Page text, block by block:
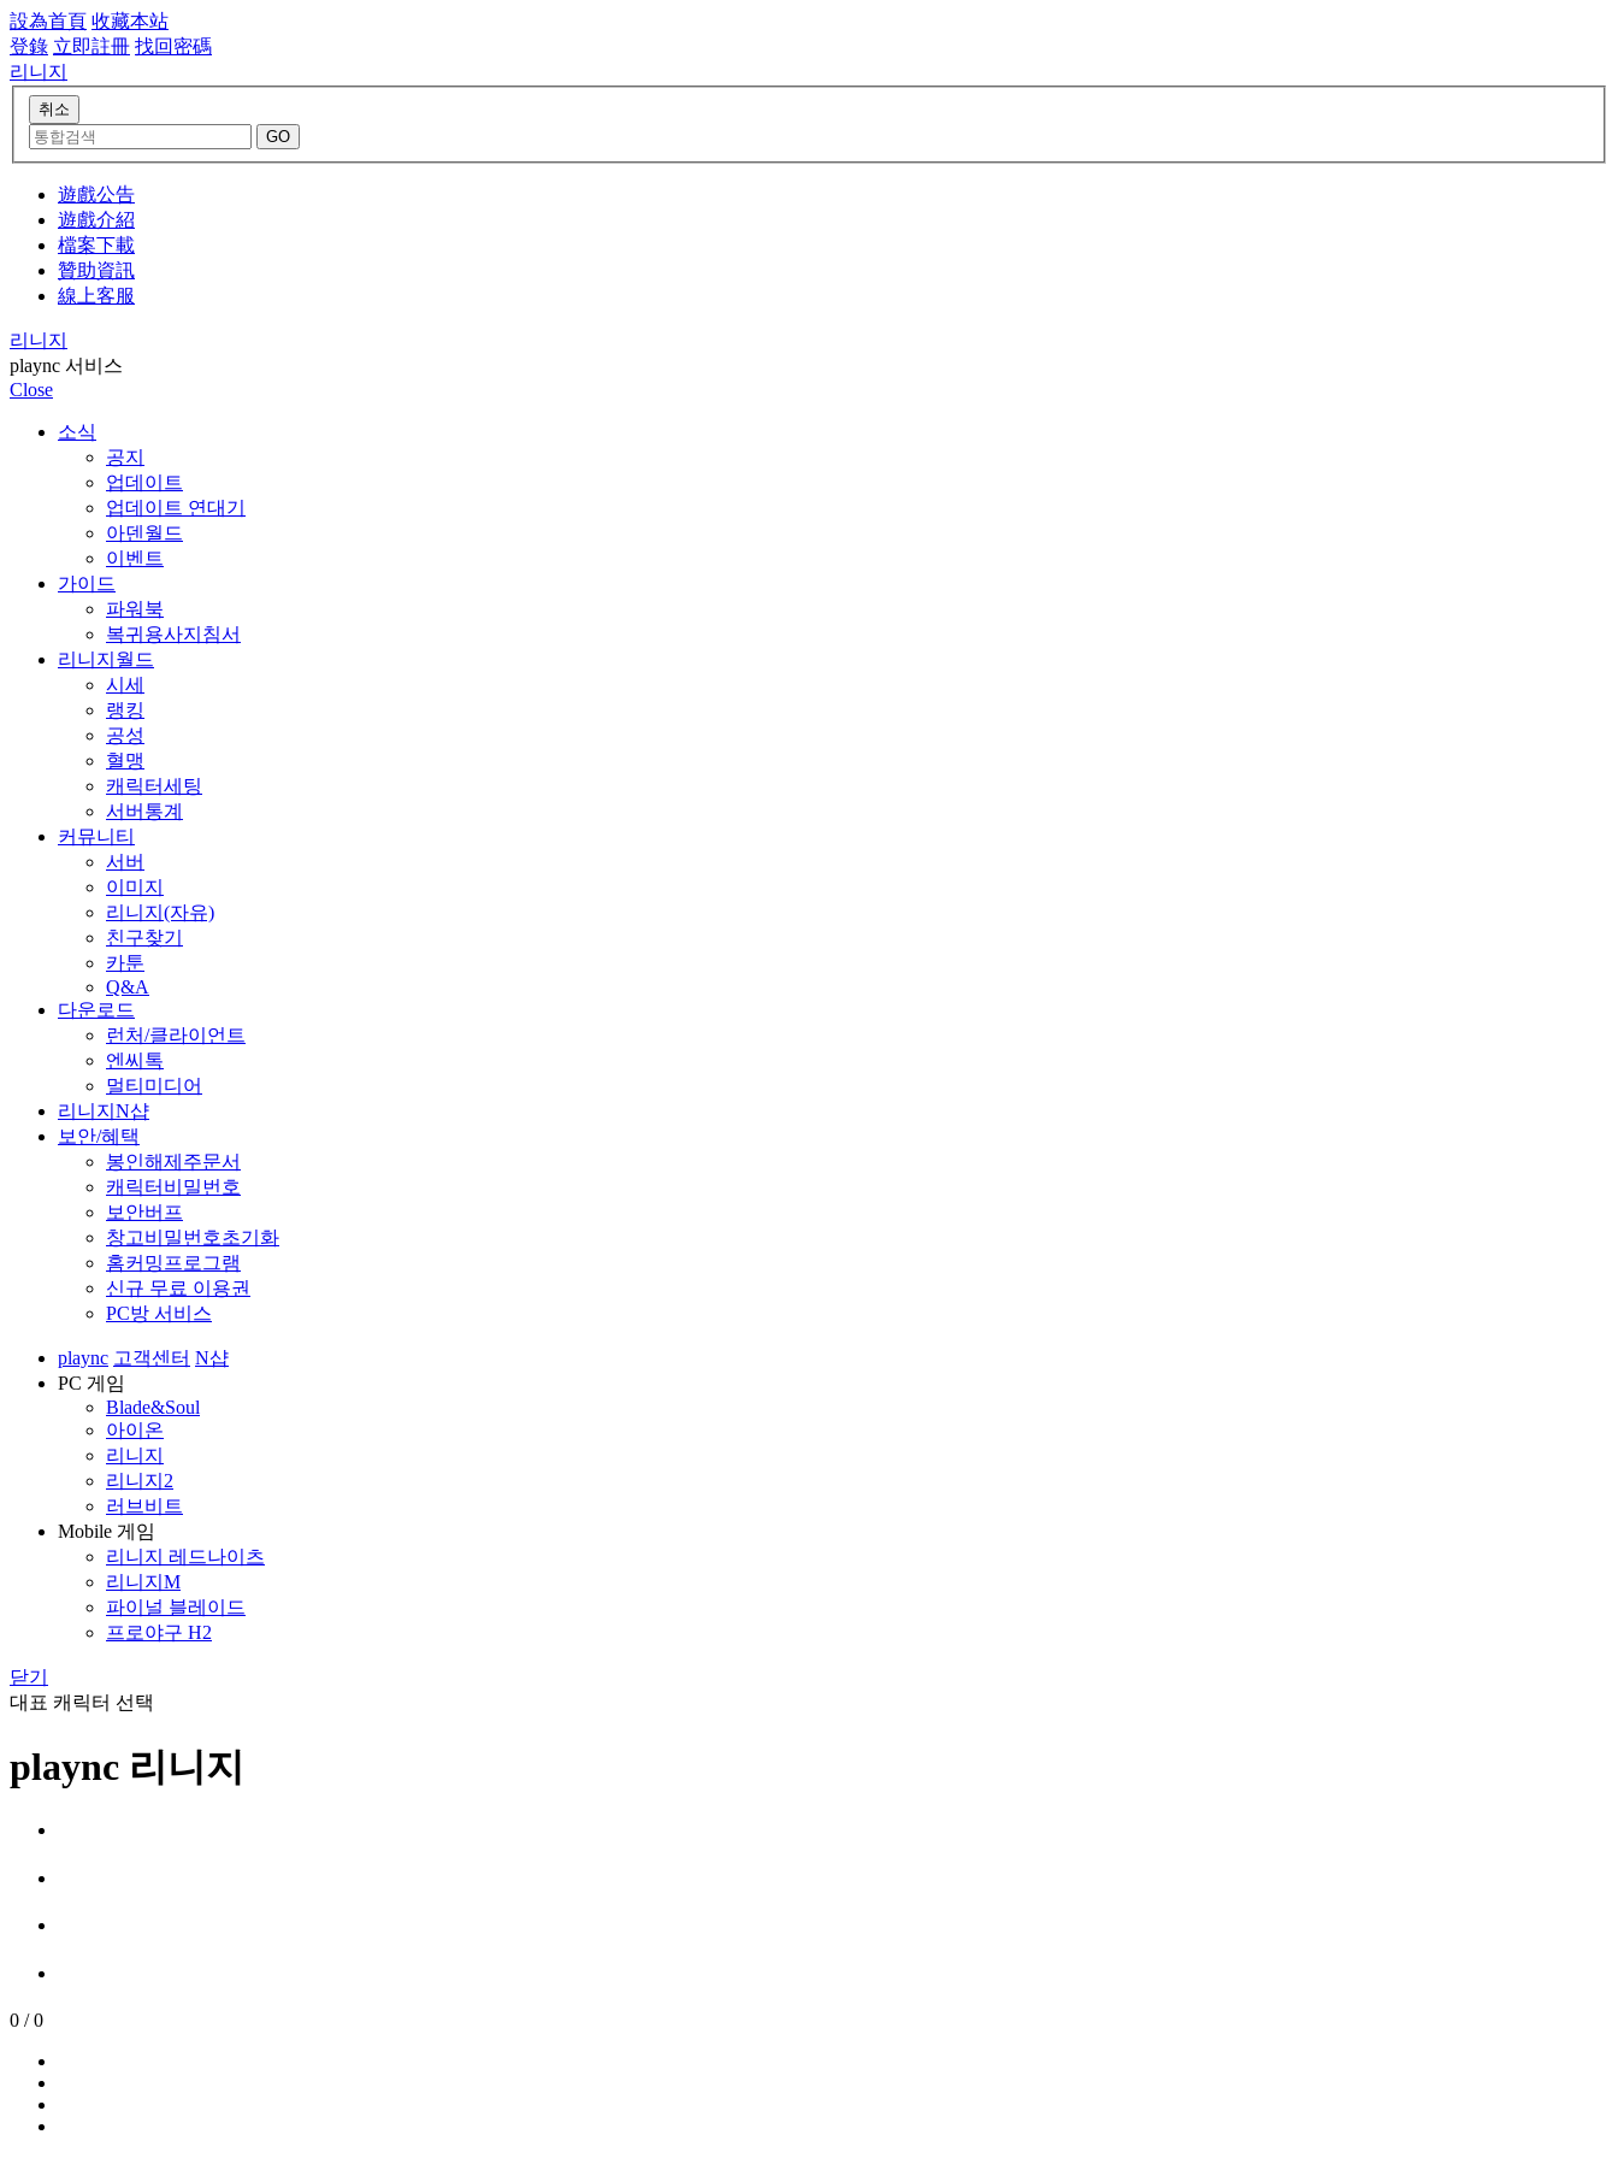
設為首頁 收藏本站
登錄 立即註冊 找回密碼
리니지
遊戲公告
遊戲介紹
檔案下載
贊助資訊
線上客服
리니지
plaync 서비스
Close
소식
공지
업데이트
업데이트 연대기
아덴월드
이벤트
가이드
파워북
복귀용사지침서
리니지월드
시세
랭킹
공성
혈맹
캐릭터세팅
서버통계
커뮤니티
서버
이미지
리니지(자유)
친구찾기
카툰
Q&A
다운로드
런처/클라이언트
엔씨톡
멀티미디어
리니지N샵
보안/혜택
봉인해제주문서
캐릭터비밀번호
보안버프
창고비밀번호초기화
홈커밍프로그램
신규 무료 이용권
PC방 서비스
plaync 고객센터 N샵
PC 게임
Blade&Soul
아이온
리니지
리니지2
러브비트
Mobile 게임
리니지 레드나이츠
리니지M
파이널 블레이드
프로야구 H2
닫기
대표 캐릭터 선택
plaync 리니지
0 / 0